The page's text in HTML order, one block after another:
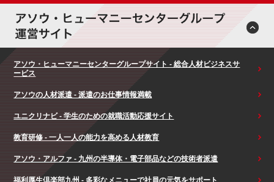
アソウ・ヒューマニーセンターグループサイト - 総合人材ビジネスサ
ービス
アソウの人材派遣 - 派遣のお仕事情報満載
ユニクリナビ - 学生のための就職活動応援サイト
教育研修 - 一人一人の能力を高める人材教育
アソウ・アルファ - 九州の半導体・電子部品などの技術者派遣
福利厚生倶楽部九州 - 多彩なメニューで社員の元気をサポート